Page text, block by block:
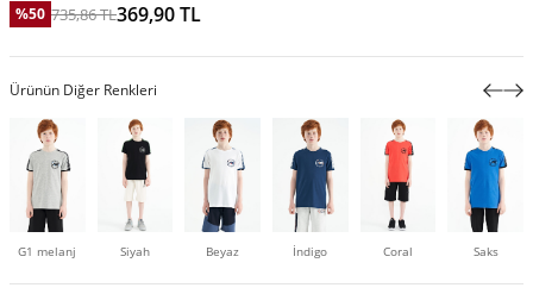
%50 735,86TL369,90TL
Ürünün Diğer Renkleri
G1 melanj Siyah Beyaz İndigo Coral Saks